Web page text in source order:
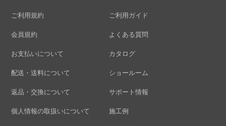
ご利用規約
会員規約
お支払いについて
配送・送料について
返品・交換について
個人情報の取扱いについて
ご利用ガイド
よくある質問
カタログ
ショールーム
サポート情報
施工例